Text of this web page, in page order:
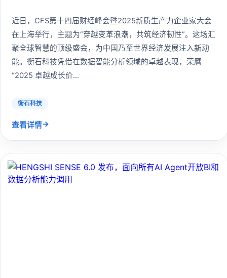
近日，CFS第十四届财经峰会暨2025新质生产力企业家大会
在上海举行，主题为“穿越变革浪潮，共筑经济韧性”。这场汇
聚全球智慧的顶级盛会，为中国乃至世界经济发展注入新动
能。衡石科技凭借在数据智能分析领域的卓越表现，荣膺
“2025 卓越成长价...
衡石科技
查看详情→